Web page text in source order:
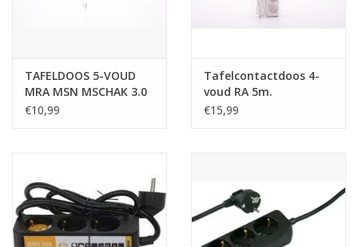
Mepal
Cadeaubonnen
TAFELDOOS 5-VOUD
MRA MSN MSCHAK 3.0
MTR 3X1.0MM²
€10,99
Tafelcontactdoos 4-
voud RA 5m.
€15,99